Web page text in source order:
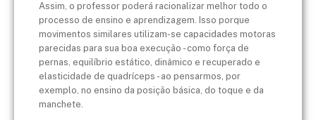
Assim, o professor poderá racionalizar melhor todo o
processo de ensino e aprendizagem. Isso porque
movimentos similares utilizam-se capacidades motoras
parecidas para sua boa execução - como força de
pernas, equilíbrio estático, dinâmico e recuperado e
elasticidade de quadríceps - ao pensarmos, por
exemplo, no ensino da posição básica, do toque e da
manchete.